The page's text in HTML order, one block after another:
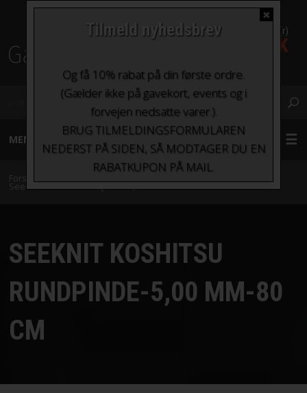
0 Vare(r)
0,00 DKK
MENU
GARN
TILBEHØR
BØGER OG HÆFTER
STRIKKE OG HÆKLEOPSKRIFTER
Forside
SeeKnit Koshitsu rundpinde-5,00 mm-80 cm
SEEKNIT KOSHITSU
RUNDPINDE-5,00 MM-80
CM
✖
Tilmeld nyhedsbrev
Og få 10% rabat på din første ordre.
(Gælder ikke på gavekort, events og i
forvejen nedsatte varer.).
BRUG TILMELDINGSFORMULAREN
NEDERST PÅ SIDEN, SÅ MODTAGER DU EN
RABATKUPON PÅ MAIL.